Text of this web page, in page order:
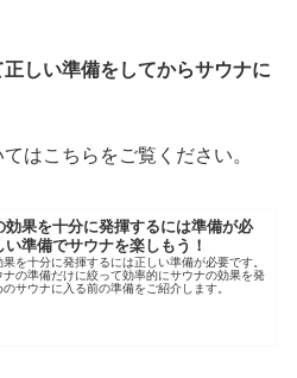
しい準備をしてからサウナに
はこちらをご覧ください。
効果を十分に発揮するには準備が必
い準備でサウナを楽しもう！
を十分に発揮するには正しい準備が必要です。
ナの準備だけに絞って効率的にサウナの効果を発
サウナに入る前の準備をご紹介します。